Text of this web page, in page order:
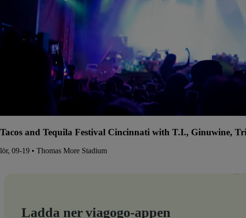
Tacos and Tequila Festival Cincinnati with T.I., Ginuwine,
lör, 09-19 • Thomas More Stadium
Ladda ner viagogo-appen